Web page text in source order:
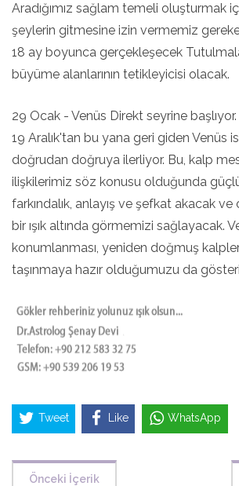
Aradığımız sağlam temeli oluşturmak
şeylerin gitmesine izin vermemiz
18 ay boyunca gerçekleşecek
büyüme alanlarının tetikleyicisi olacak.
29 Ocak - Venüs Direkt seyrine başlıyor.
19 Aralık'tan bu yana geri giden Venüs
doğrudan doğruya ilerliyor. Bu, kalp
ilişkilerimiz söz konusu olduğunda
farkındalık, anlayış ve şefkat akacak
bir ışık altında görmemizi sağlayacak.
konumlanması, yeniden doğmuş
taşınmaya hazır olduğumuzu da
Tweet Like WhatsApp
Önceki İçerik